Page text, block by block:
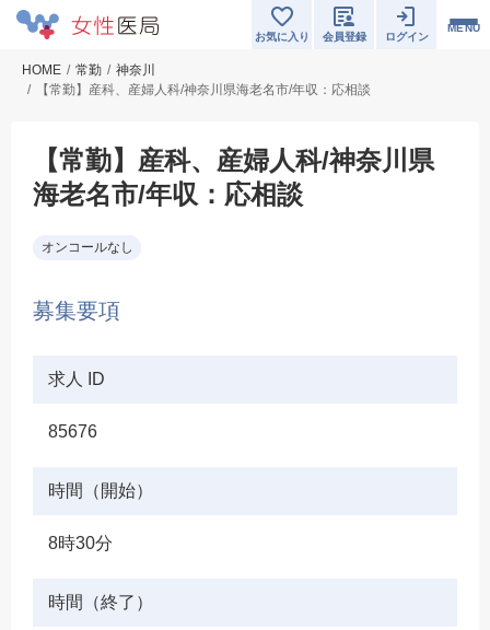
MENU
お気に入り 会員登録 ログイン
HOME 常勤
神奈川
【常勤】産科、産婦人科/神奈川県海老名市/年収：応相談
【常勤】産科、産婦人科/神奈川県
海老名市/年収：応相談
オンコールなし
募集要項
求人 ID
85676
時間（開始）
8時30分
時間（終了）